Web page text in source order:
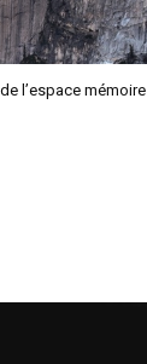
l’espace mémoire